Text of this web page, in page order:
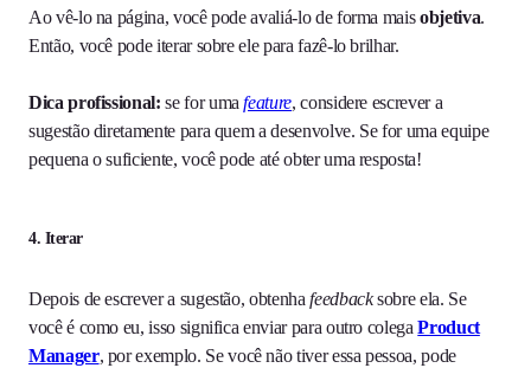
Ao vê-lo na página, você pode avaliá-lo de forma maisobjetiva.
Então, você pode iterar sobre ele para fazê-lo brilhar.
Dica profissional: se for umafeature, considere escrever a
sugestão diretamente para quem a desenvolve. Se for uma equipe
pequena o suficiente, você pode até obter uma resposta!
4. Iterar
Depois de escrever a sugestão, obtenhafeedbacksobre ela. Se
você é como eu, isso significa enviar para outro colegaProduct
Manager, por exemplo. Se você não tiver essa pessoa, pode